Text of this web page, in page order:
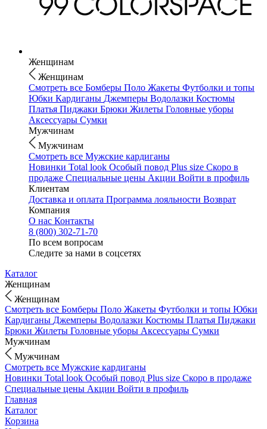
Женщинам
Женщинам
Смотреть все Бомберы Поло Жакеты Футболки и топы
Юбки Кардиганы Джемперы Водолазки Костюмы
Платья Пиджаки Брюки Жилеты Головные уборы
Аксессуары Сумки
Мужчинам
Мужчинам
Смотреть все Мужские кардиганы
Новинки Total look Особый повод Plus size Скоро в
продаже Специальные цены Акции Войти в профиль
Клиентам
Доставка и оплата Программа лояльности Возврат
Компания
О нас Контакты
8 (800) 302-71-70
По всем вопросам
Следите за нами в соцсетях
Каталог
Женщинам
Женщинам
Смотреть все Бомберы Поло Жакеты Футболки и топы Юбки
Кардиганы Джемперы Водолазки Костюмы Платья Пиджаки
Брюки Жилеты Головные уборы Аксессуары Сумки
Мужчинам
Мужчинам
Смотреть все Мужские кардиганы
Новинки Total look Особый повод Plus size Скоро в продаже
Специальные цены Акции Войти в профиль
Главная
Каталог
Корзина